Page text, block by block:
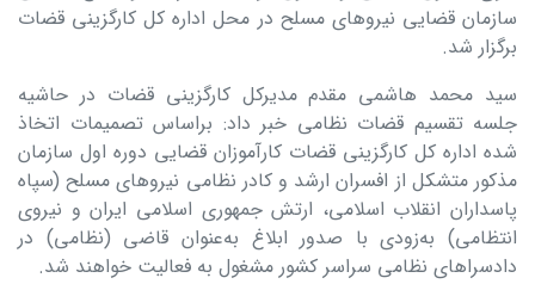
سازمان قضایی نیرو‌های مسلح در محل اداره کل کارگزینی قضات
برگزار شد.
سید محمد هاشمی مقدم مدیرکل کارگزینی قضات در حاشیه
جلسه تقسیم قضات نظامی خبر داد: براساس تصمیمات اتخاذ
شده اداره کل کارگزینی قضات کارآموزان قضایی دوره اول سازمان
مذکور متشکل از افسران ارشد و کادر نظامی نیرو‌های مسلح (سپاه
پاسداران انقلاب اسلامی، ارتش جمهوری اسلامی ایران و نیروی
انتظامی) به‌زودی با صدور ابلاغ به‌عنوان قاضی (نظامی) در
دادسرا‌های نظامی سراسر کشور مشغول به فعالیت خواهند شد.